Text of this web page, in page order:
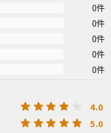
0件
0件
0件
0件
0件
4.0
5.0